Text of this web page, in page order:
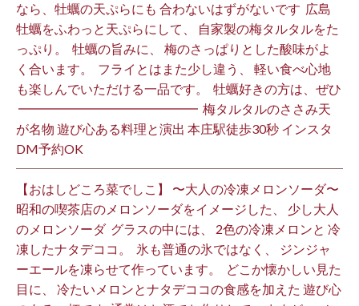
なら、牡蠣の天ぷらにも 合わないはずがないです ⁡ 広島
牡蠣をふわっと天ぷらにして、 自家製の梅タルタルをた
っぷり。 ⁡ 牡蠣の旨みに、 梅のさっぱりとした酸味がよ
く合います。 ⁡ フライとはまた少し違う、 軽い食べ心地
も楽しんでいただける一品です。 ⁡ 牡蠣好きの方は、ぜひ
⁡ ━━━━━━━━━━━━━━ ⁡ 梅タルタルのささみ天
が名物 遊び心ある料理と演出 本庄駅徒歩30秒 インスタ
DM予約OK ⁡
【おはしどころ菜でしこ】 〜大人の冷凍メロンソーダ〜 ⁡
昭和の喫茶店のメロンソーダをイメージした、 少し大人
のメロンソーダ ⁡ グラスの中には、 2色の冷凍メロンと 冷
凍したナタデココ。 ⁡ 氷も普通の氷ではなく、 ジンジャ
ーエールを凍らせて作っています。 ⁡ どこか懐かしい見た
目に、 冷たいメロンとナタデココの食感を加えた 遊び心